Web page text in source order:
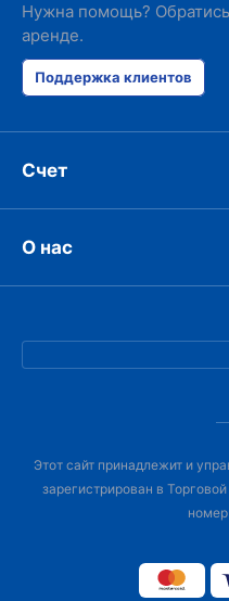
Нужна помощь?
аренде.
Поддержка клиентов
Счет
О нас
Этот сайт принадлежит и
зарегистрирован в